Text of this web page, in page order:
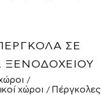
ΣΕ
ΞΕΝΟΔΟΧΕΊΟΥ
χώροι
Πέργκολες